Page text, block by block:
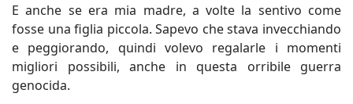
E anche se era mia madre, a volte la sentivo come
fosse una figlia piccola. Sapevo che stava invecchiando
e peggiorando, quindi volevo regalarle i momenti
migliori possibili, anche in questa orribile guerra
genocida.